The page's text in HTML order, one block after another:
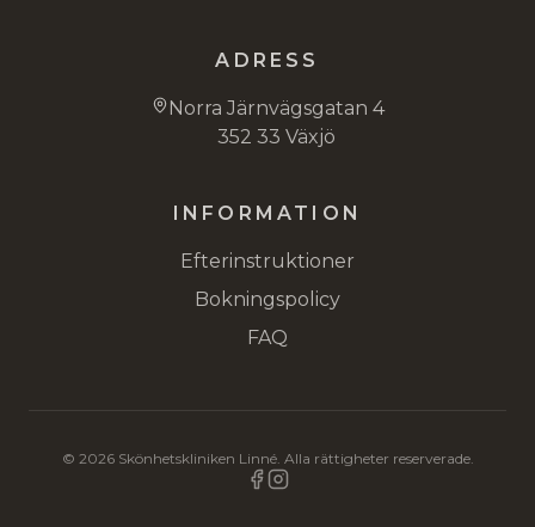
ADRESS
Norra Järnvägsgatan 4
352 33 Växjö
INFORMATION
Efterinstruktioner
Bokningspolicy
FAQ
© 2026Skönhetskliniken Linné. Alla rättigheter reserverade.